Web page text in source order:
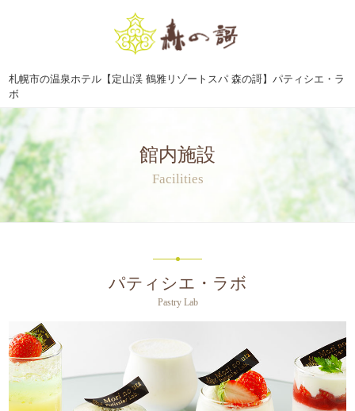
札幌市の温泉ホテル【定山渓 鶴雅リゾートスパ 森の謌】パティシエ・ラ
ボ
館内施設
Facilities
パティシエ・ラボ
Pastry Lab